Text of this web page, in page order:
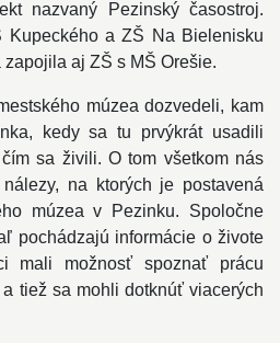
nazvaný Pezinský časostroj.
Kupeckého a ZŠ Na Bielenisku
aj ZŠ s MŠ Orešie.
múzea dozvedeli, kam
kedy sa tu prvýkrát usadili
sa živili. O tom všetkom nás
na ktorých je postavená
múzea v Pezinku. Spoločne
pochádzajú informácie o živote
mali možnosť spoznať prácu
tiež sa mohli dotknúť viacerých